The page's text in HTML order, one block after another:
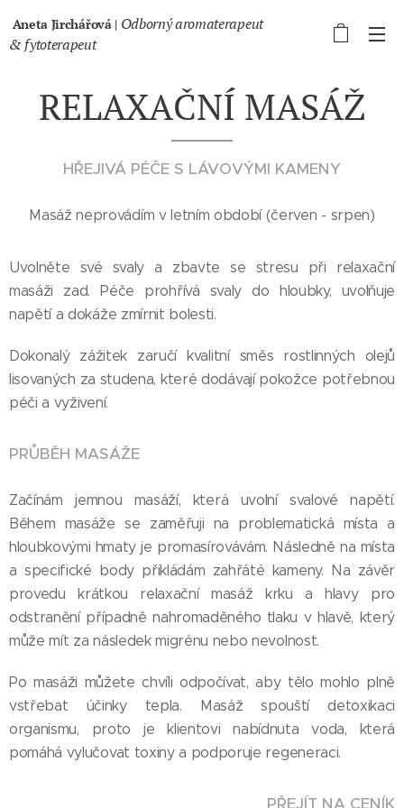
Aneta Jirchářová | Odborný aromaterapeut
& fytoterapeut
RELAXAČNÍ MASÁŽ
HŘEJIVÁ PÉČE S LÁVOVÝMI KAMENY
Masáž neprovádím v letním období (červen - srpen)
Uvolněte své svaly a zbavte se stresu při relaxační
masáži zad. Péče prohřívá svaly do hloubky, uvolňuje
napětí a dokáže zmírnit bolesti.
Dokonalý zážitek zaručí kvalitní směs rostlinných olejů
lisovaných za studena, které dodávají pokožce potřebnou
péči a vyživení.
PRŮBĚH MASÁŽE
Začínám jemnou masáží, která uvolní svalové napětí.
Během masáže se zaměřuji na problematická místa a
hloubkovými hmaty je promasírovávám. Následně na místa
a specifické body přikládám zahřáté kameny. Na závěr
provedu krátkou relaxační masáž krku a hlavy pro
odstranění případně nahromaděného tlaku v hlavě, který
může mít za následek migrénu nebo nevolnost.
Po masáži můžete chvíli odpočívat, aby tělo mohlo plně
vstřebat účinky tepla. Masáž spouští detoxikaci
organismu, proto je klientovi nabídnuta voda, která
pomáhá vylučovat toxiny a podporuje regeneraci.
PŘEJÍT NA CENÍK